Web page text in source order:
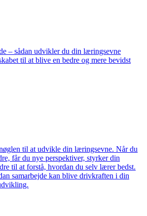
– sådan udvikler du din læringsevne
til at blive en bedre og mere bevidst
til at udvikle din læringsevne. Når du
får du nye perspektiver, styrker din
til at forstå, hvordan du selv lærer bedst.
samarbejde kan blive drivkraften i din